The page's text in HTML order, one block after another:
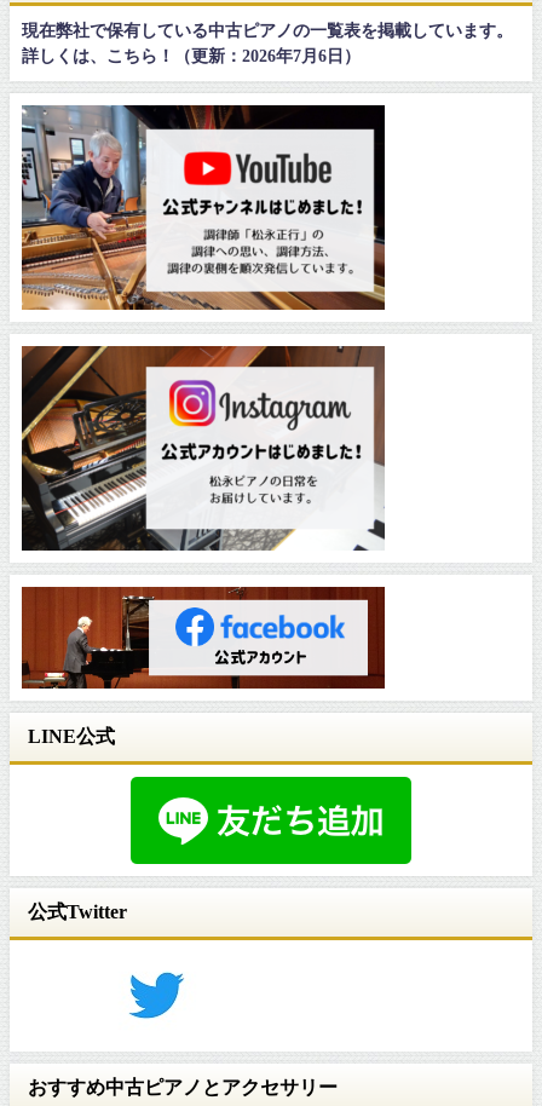
現在弊社で保有している中古ピアノの一覧表を掲載しています。
詳しくは、こちら！（更新：2026年7月6日）
LINE公式
公式Twitter
おすすめ中古ピアノとアクセサリー